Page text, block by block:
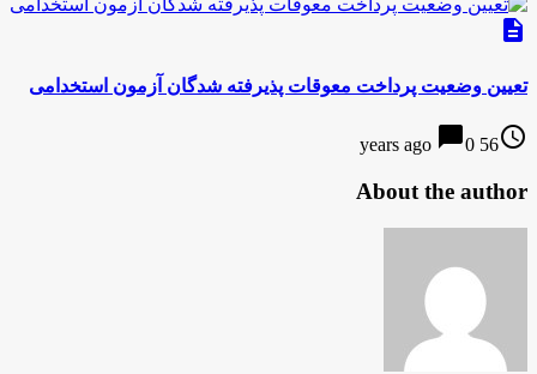
description
تعیین وضعیت پرداخت معوقات پذیرفته شدگان آزمون استخدامی
access_time
56 years ago
chat_bubble0
About the author